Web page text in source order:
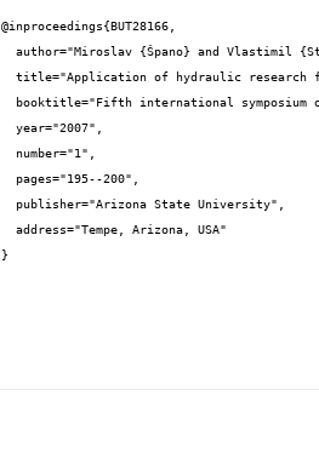
@inproceedings{BUT28166,
}